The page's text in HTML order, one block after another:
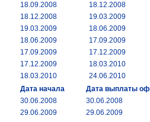
18.09.2008
18.12.2008
18.12.2008
19.03.2009
19.03.2009
18.06.2009
18.06.2009
17.09.2009
17.09.2009
17.12.2009
17.12.2009
18.03.2010
18.03.2010
24.06.2010
Дата начала
Дата выплаты
30.06.2008
30.06.2008
29.06.2009
29.06.2009